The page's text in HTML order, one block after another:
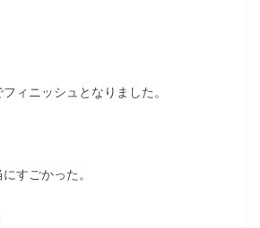
ィニッシュとなりました。
すごかった。